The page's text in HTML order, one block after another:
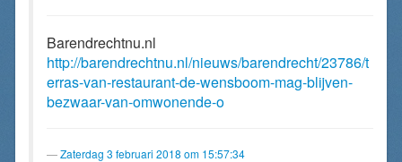
Barendrechtnu.nl
http://barendrechtnu.nl/nieuws/barendrecht/23786/t
erras-van-restaurant-de-wensboom-mag-blijven-
bezwaar-van-omwonende-o
Zaterdag 3 februari 2018 om 15:57:34